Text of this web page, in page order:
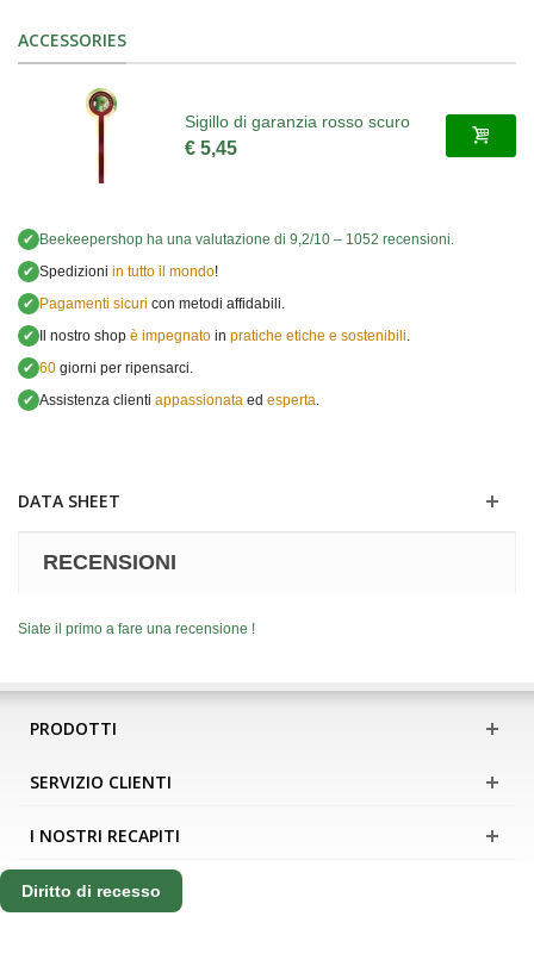
ACCESSORIES
Sigillo di garanzia rosso scuro
€ 5,45
✔ Beekeepershop ha una valutazione di 9,2/10 – 1052 recensioni.
✔ Spedizioni in tutto il mondo!
✔ Pagamenti sicuri con metodi affidabili.
✔ Il nostro shop è impegnato in pratiche etiche e sostenibili
✔ 60 giorni per ripensarci.
✔ Assistenza clienti appassionata ed esperta
DATA SHEET
RECENSIONI
Siate il primo a fare una recensione !
PRODOTTI
SERVIZIO CLIENTI
I NOSTRI RECAPITI
Diritto di recesso